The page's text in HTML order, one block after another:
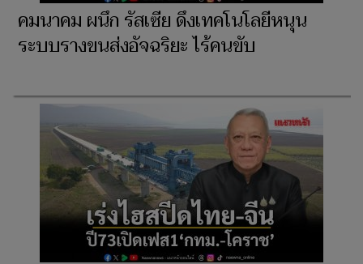
คมนาคม ผนึก รัสเซีย ดึงเทคโนโลยีหนุน
ระบบรางขนส่งอัจฉริยะ ไร้คนขับ